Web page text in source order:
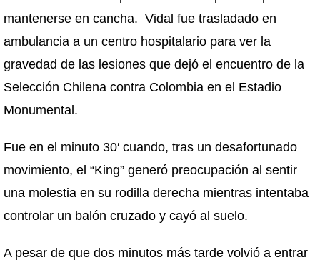
mantenerse en cancha. Vidal fue trasladado en
ambulancia a un centro hospitalario para ver la
gravedad de las lesiones que dejó el encuentro de la
Selección Chilena contra Colombia en el Estadio
Monumental.
Fue en el minuto 30′ cuando, tras un desafortunado
movimiento, el “King” generó preocupación al sentir
una molestia en su rodilla derecha mientras intentaba
controlar un balón cruzado y cayó al suelo.
A pesar de que dos minutos más tarde volvió a entrar